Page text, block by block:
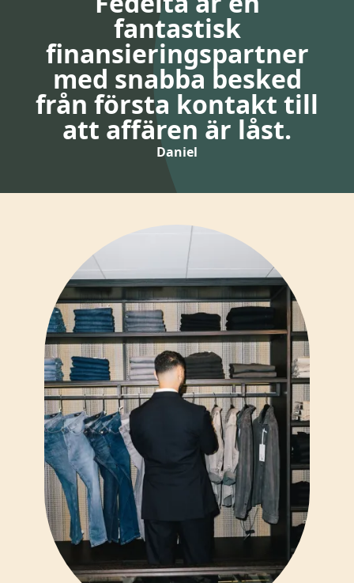
fantastisk
finansieringspartner
med snabba besked
från första kontakt till
att affären är låst.
Daniel